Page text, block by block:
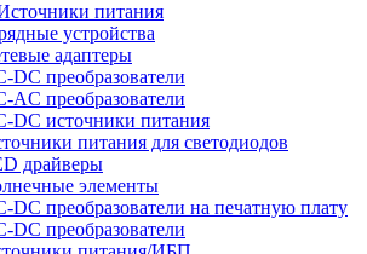
питания
устройства
адаптеры
DC преобразователи
AC преобразователи
DC источники питания
питания для светодиодов
драйверы
элементы
DC преобразователи на печатную плату
DC преобразователи